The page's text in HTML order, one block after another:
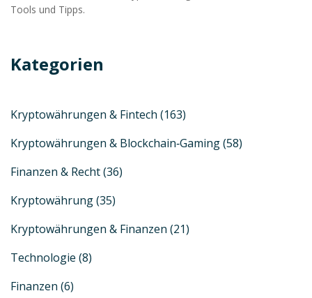
Tools und Tipps.
Kategorien
Kryptowährungen & Fintech (163)
Kryptowährungen & Blockchain‑Gaming(58)
Finanzen & Recht(36)
Kryptowährung(35)
Kryptowährungen & Finanzen (21)
Technologie (8)
Finanzen (6)